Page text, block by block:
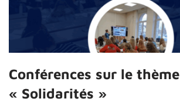
Conférences sur le thème
« Solidarités »